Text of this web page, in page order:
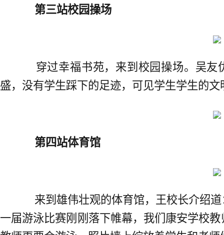
第三站校园操场
穿过幸福书苑，来到校园操场。吴友
盛，没有学生踩下的足迹，可见学生学生的
第四站体育馆
来到雄伟壮观的体育馆，王校长介绍
一届游泳比赛刚刚落下帷幕，我们康安学校